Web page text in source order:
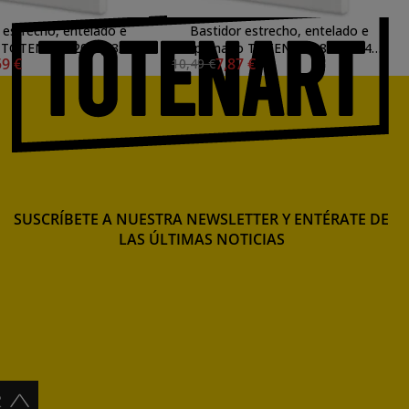
entelado e
20P (73x54
€
Bastidor estrecho, entelado e
imprimado TOTENART 8F (38x46
cm)
10,49 €7,87 €
SUSCRÍBETE A NUESTRA NEWSLETTER Y ENTÉRATE DE
LAS ÚLTIMAS NOTICIAS